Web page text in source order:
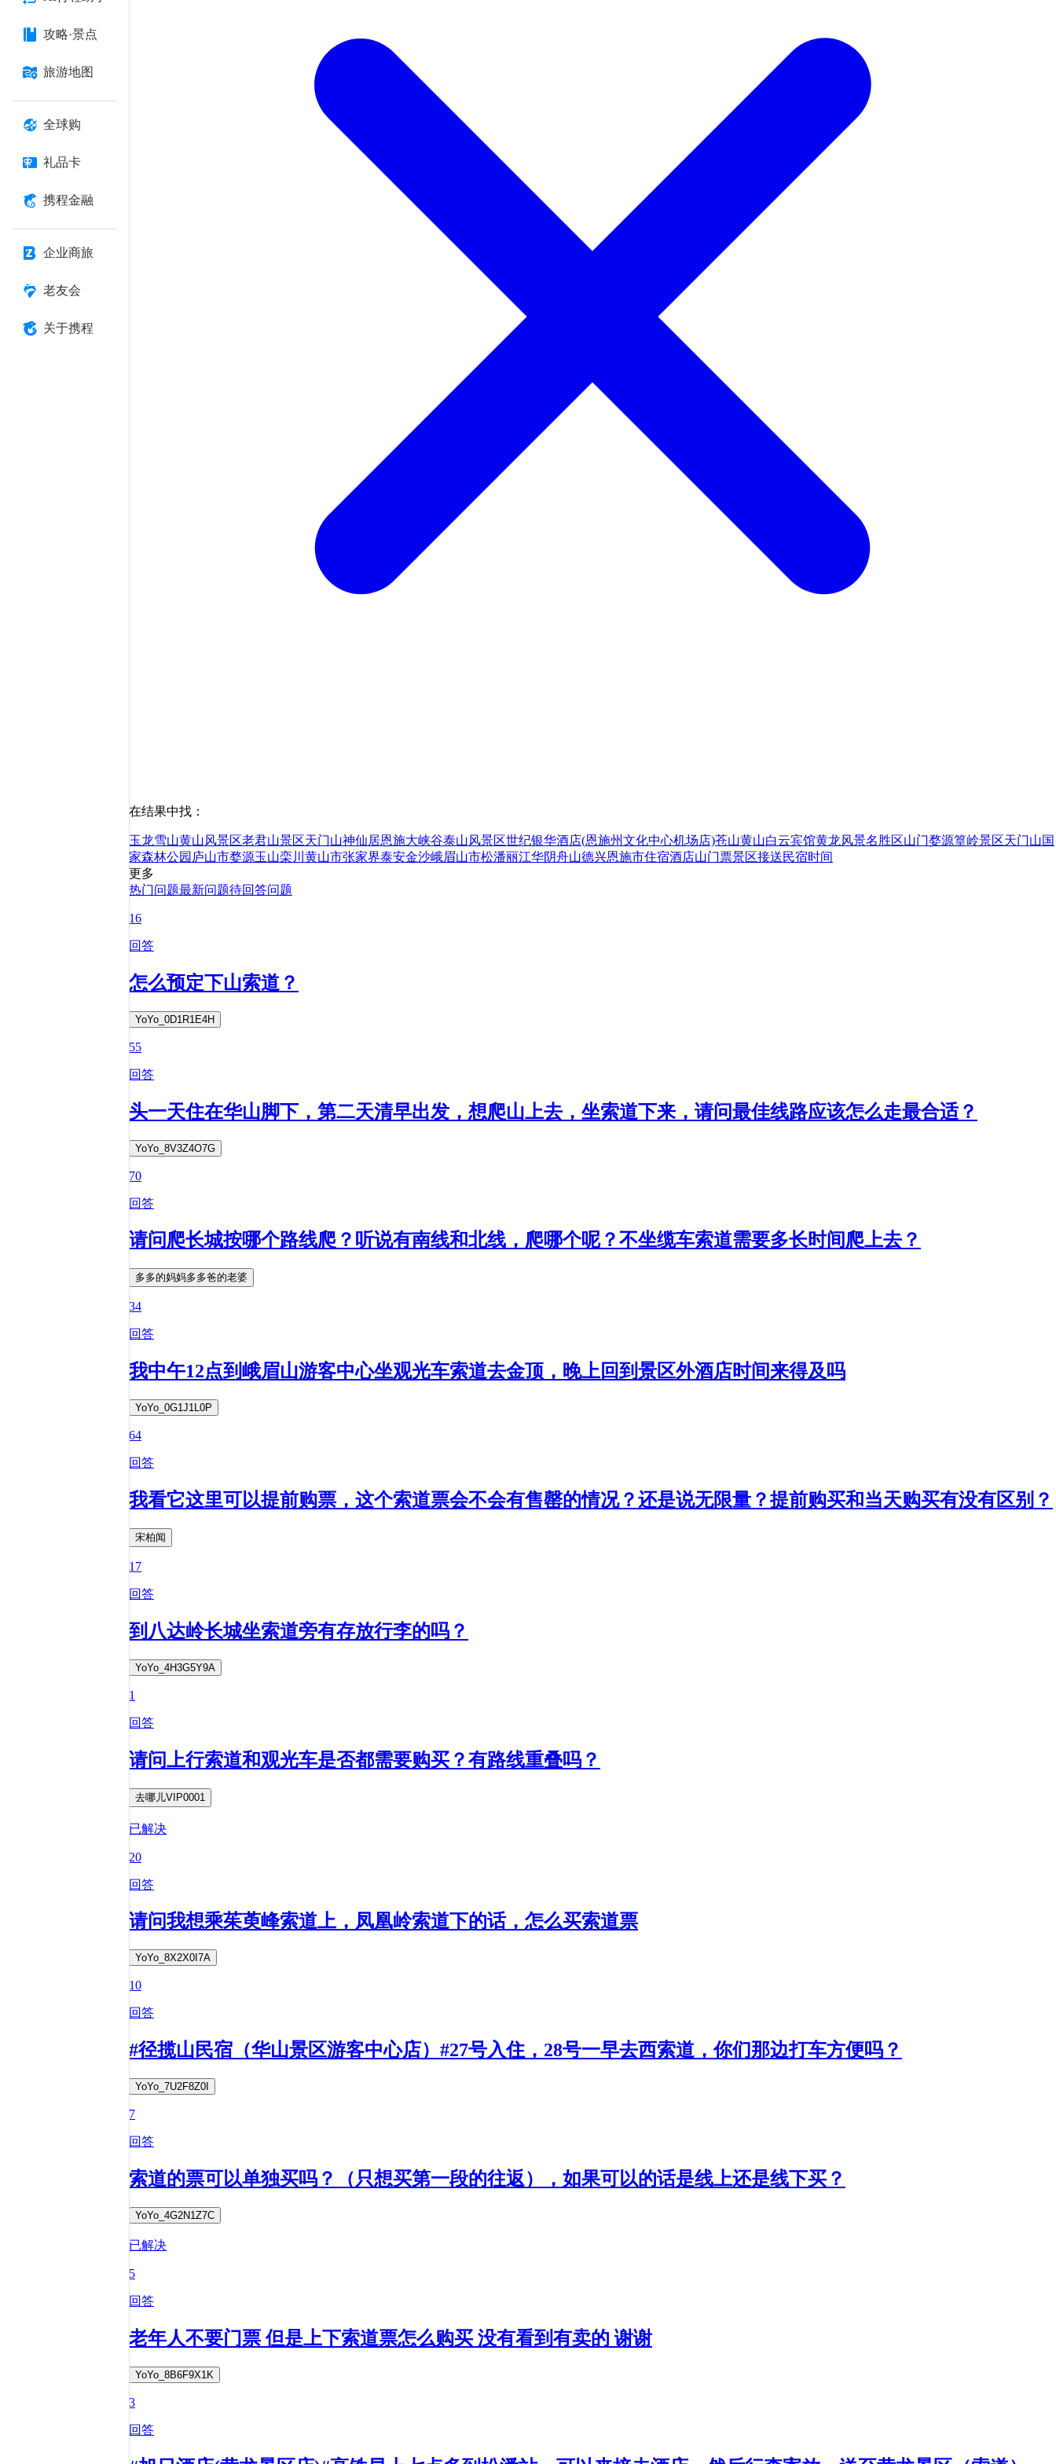
攻略·景点
旅游地图
全球购
礼品卡
携程金融
企业商旅
老友会
关于携程
在结果中找：
玉龙雪山黄山风景区老君山景区天门山神仙居恩施大峡谷泰山风景区世纪银华酒店(恩施州文化中心机场店)苍山黄山白云宾馆黄龙风景名胜区山门婺源篁岭景区天门山国
家森林公园 庐山市婺源玉山栾川 黄山市张家界泰安金沙峨眉山市松潘丽江华阴舟山德兴恩施市住宿酒店山门票景区接送民宿时间
更多
热门问题最新问题待回答问题
16
回答
怎么预定下山索道？
YoYo_0D1R1E4H
55
回答
头一天住在华山脚下，第二天清早出发，想爬山上去，坐索道下来，请问最佳线路应该怎么走最合适？
YoYo_8V3Z4O7G
70
回答
请问爬长城按哪个路线爬？听说有南线和北线，爬哪个呢？不坐缆车索道需要多长时间爬上去？
多多的妈妈多多爸的老婆
34
回答
我中午12点到峨眉山游客中心坐观光车索道去金顶，晚上回到景区外酒店时间来得及吗
YoYo_0G1J1L0P
64
回答
我看它这里可以提前购票，这个索道票会不会有售罄的情况？还是说无限量？提前购买和当天购买有没有区别？
宋柏闻
17
回答
到八达岭长城坐索道旁有存放行李的吗？
YoYo_4H3G5Y9A
1
回答
请问上行索道和观光车是否都需要购买？有路线重叠吗？
去哪儿VIP0001
已解决
20
回答
请问我想乘茱萸峰索道上，凤凰岭索道下的话，怎么买索道票
YoYo_8X2X0I7A
10
回答
#径揽山民宿（华山景区游客中心店）#27号入住，28号一早去西索道，你们那边打车方便吗？
YoYo_7U2F8Z0I
7
回答
索道的票可以单独买吗？（只想买第一段的往返），如果可以的话是线上还是线下买？
YoYo_4G2N1Z7C
已解决
5
回答
老年人不要门票 但是上下索道票怎么购买 没有看到有卖的 谢谢
YoYo_8B6F9X1K
3
回答